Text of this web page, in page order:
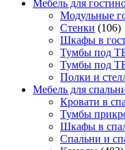
Мебель для
Модульные
Стенки (106)
Шкафы в
Тумбы под
Тумбы под
Полки и
Мебель для
Кровати в
Тумбы
Шкафы в
Спальни и